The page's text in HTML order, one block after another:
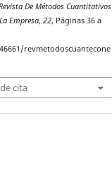
De Métodos Cuantitativos
Empresa,22, Páginas 36 a
revmetodoscuantecone
cita